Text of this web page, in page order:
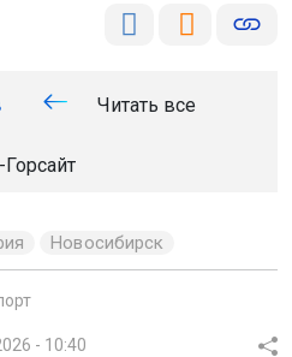
Читать все
Новосибирск
- 10:40